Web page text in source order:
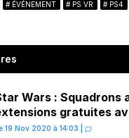
ÉVÉNEMENT PS VR PS4
Wars : Squadrons
gratuites
19 Nov 2020 à 14:03